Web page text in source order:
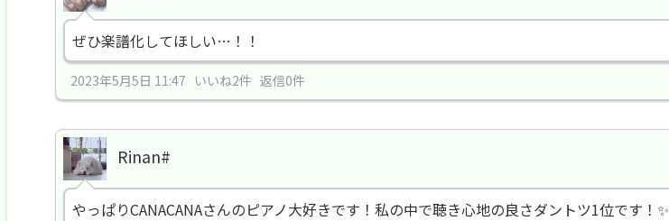
ぜひ楽譜化してほしい…！！
2023年5月5日 11:47 いいね2件 返信0件
Rinan#
やっぱりCANACANAさんのピアノ大好きです！私の中で聴き心地の良さダントツ1位です！✨